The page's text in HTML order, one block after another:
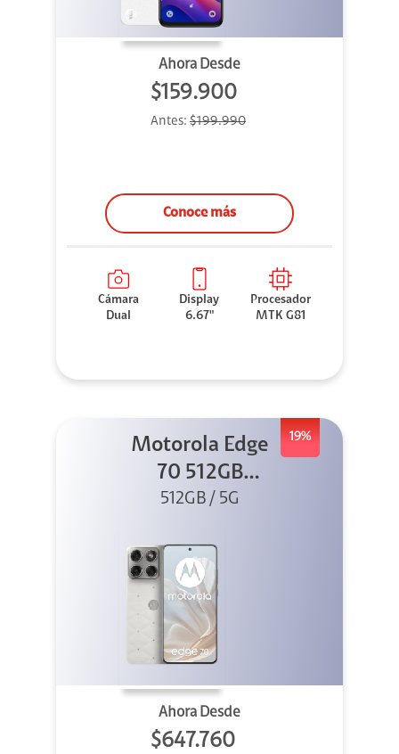
Ahora Desde
$159.900
Antes: $199.990
Conoce más
Cámara
Dual
Display
6.67"
Procesador
MTK G81
19%
Motorola Edge
70 512GB
Swarovski
512GB / 5G
Ahora Desde
$647.760